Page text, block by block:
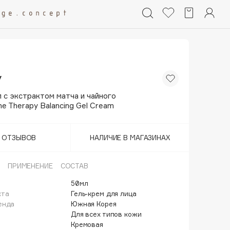
с экстрактом матча и чайного
Therapy Balancing Gel Cream
ОТЗЫВОВ НАЛИЧИЕ В МАГАЗИНАХ
ПРИМЕНЕНИЕ СОСТАВ
50мл
Гель-крем для лица
Южная Корея
Для всех типов кожи
Кремовая